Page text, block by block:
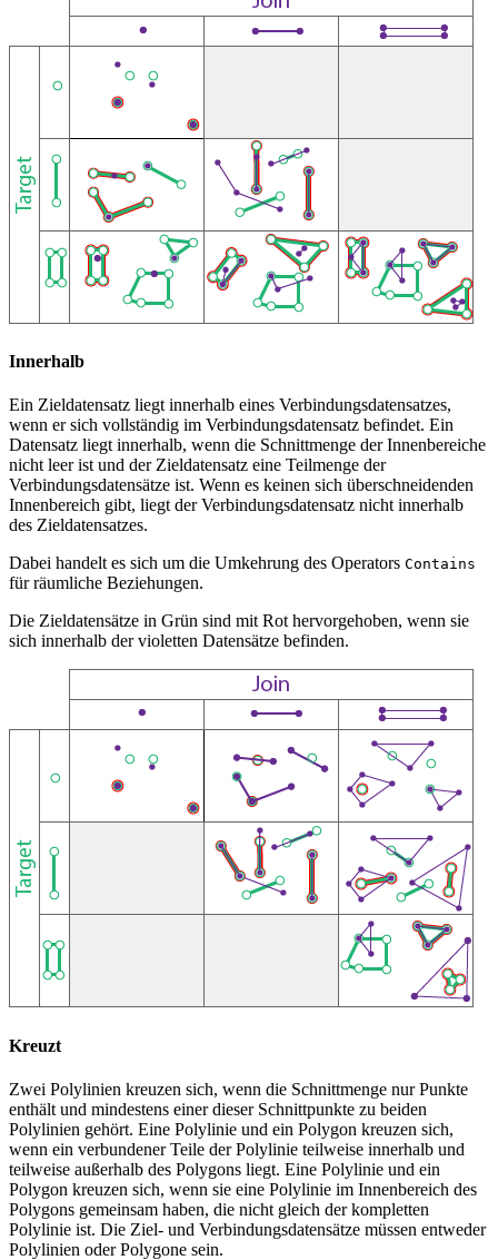
Innerhalb
Ein Zieldatensatz liegt innerhalb eines Verbindungsdatensatzes,
wenn er sich vollständig im Verbindungsdatensatz befindet. Ein
Datensatz liegt innerhalb, wenn die Schnittmenge der Innenbereiche
nicht leer ist und der Zieldatensatz eine Teilmenge der
Verbindungsdatensätze ist. Wenn es keinen sich überschneidenden
Innenbereich gibt, liegt der Verbindungsdatensatz nicht innerhalb
des Zieldatensatzes.
Dabei handelt es sich um die Umkehrung des Operators Contains
für räumliche Beziehungen.
Die Zieldatensätze in Grün sind mit Rot hervorgehoben, wenn sie
sich innerhalb der violetten Datensätze befinden.
Kreuzt
Zwei Polylinien kreuzen sich, wenn die Schnittmenge nur Punkte
enthält und mindestens einer dieser Schnittpunkte zu beiden
Polylinien gehört. Eine Polylinie und ein Polygon kreuzen sich,
wenn ein verbundener Teile der Polylinie teilweise innerhalb und
teilweise außerhalb des Polygons liegt. Eine Polylinie und ein
Polygon kreuzen sich, wenn sie eine Polylinie im Innenbereich des
Polygons gemeinsam haben, die nicht gleich der kompletten
Polylinie ist. Die Ziel- und Verbindungsdatensätze müssen entweder
Polylinien oder Polygone sein.